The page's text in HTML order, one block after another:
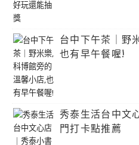
台中下午茶｜野
也有早午餐喔!
秀泰生活台中文
門打卡點推薦